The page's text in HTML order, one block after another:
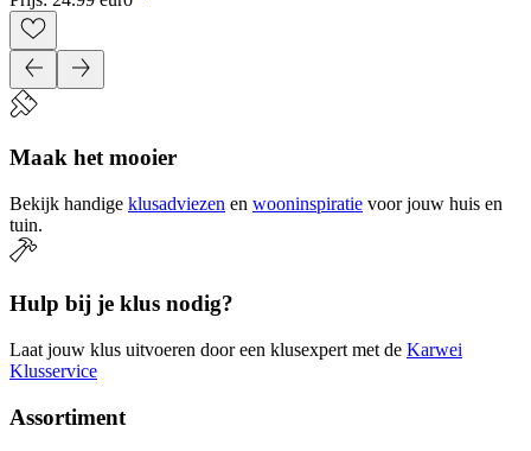
Maak het mooier
Bekijk handige klusadviezen en wooninspiratie voor jouw huis en
tuin.
Hulp bij je klus nodig?
Laat jouw klus uitvoeren door een klusexpert met de Karwei
Klusservice
Assortiment